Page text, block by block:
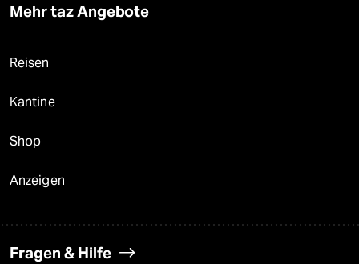
Mehr taz Angebote
Reisen
Kantine
Shop
Anzeigen
Fragen & Hilfe